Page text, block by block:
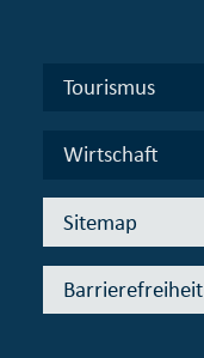
Tourismus
Wirtschaft
Sitemap
Barrierefreiheit